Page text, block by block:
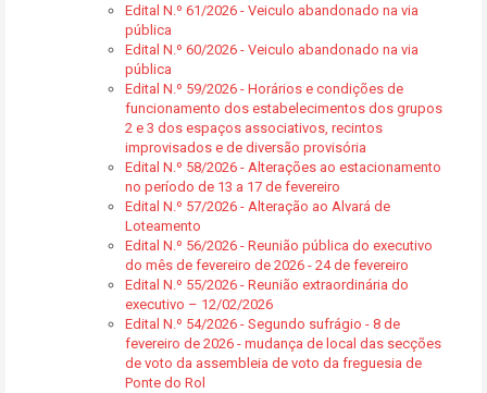
Edital N.º 61/2026 - Veiculo abandonado na via
pública
Edital N.º 60/2026 - Veiculo abandonado na via
pública
Edital N.º 59/2026 - Horários e condições de
funcionamento dos estabelecimentos dos grupos
2 e 3 dos espaços associativos, recintos
improvisados e de diversão provisória
Edital N.º 58/2026 - Alterações ao estacionamento
no período de 13 a 17 de fevereiro
Edital N.º 57/2026 - Alteração ao Alvará de
Loteamento
Edital N.º 56/2026 - Reunião pública do executivo
do mês de fevereiro de 2026 - 24 de fevereiro
Edital N.º 55/2026 - Reunião extraordinária do
executivo – 12/02/2026
Edital N.º 54/2026 - Segundo sufrágio - 8 de
fevereiro de 2026 - mudança de local das secções
de voto da assembleia de voto da freguesia de
Ponte do Rol